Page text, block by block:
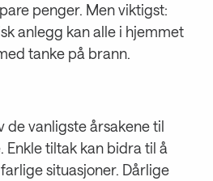
penger. Men viktigst:
anlegg kan alle i hjemmet
tanke på brann.
de vanligste årsakene til
tiltak kan bidra til å
situasjoner. Dårlige